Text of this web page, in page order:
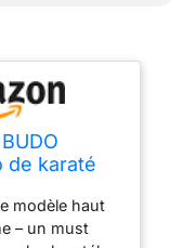
de karaté
Karaté
Pantalon
modèle haut
– un must